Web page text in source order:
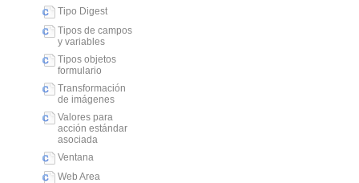
Tipo Digest
Tipos de campos
y variables
Tipos objetos
formulario
Transformación
de imágenes
Valores para
acción estándar
asociada
Ventana
Web Area